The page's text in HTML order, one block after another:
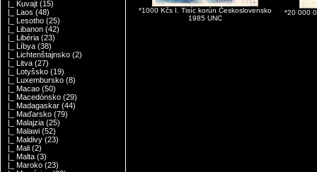
|_ Kuvajt (15)
|_ Laos (48)
|_ Lesotho (25)
|_ Libanon (42)
|_ Libéria (23)
|_ Líbya (38)
|_ Lichtenštajnsko (2)
|_ Litva (27)
|_ Lotyšsko (19)
|_ Luxembursko (8)
|_ Macao (50)
|_ Macedónsko (29)
|_ Madagaskar (44)
|_ Maďarsko (79)
|_ Malajzia (25)
|_ Malawi (52)
|_ Maldivy (23)
|_ Mali (2)
|_ Malta (3)
|_ Maroko (23)
*1000 Kčs I. Tisíc korún Československo
1985 UNC
*20 000